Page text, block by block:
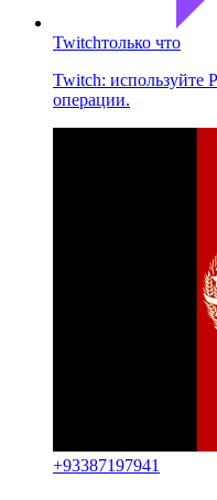
Twitchтолько что
Twitch: используйте
операции.
+93387197941